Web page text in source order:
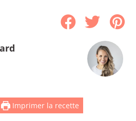
Imprimer la recette